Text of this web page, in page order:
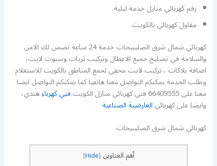
رقم كهربائي منازل خدمة ليلية.
مقاول كهربائي بالكويت.
كهربائي شمال شرق الصليبيخات خدمة 24 ساعة تضمن لك الامن
والسلامة في تصليح جميع الاعطال وتركيب ثريات وسبوت لايت،
اضافة بلاكات ، تركيب لايت مخفي لجمع المناطق بالكويت للاستعلام
وطلب الخدمة يمكنكم التواصل معنا هاتفيا كما يمكنكم التواصل ايضا
معنا على 66409555 فني كهربائي منازل الكويت فني كهرباءهندي،
وايضا على كهربائيالعارضية الصناعية
كهربائي شمال شرق الصليبيخات
أهم العناوين [
Hide
]